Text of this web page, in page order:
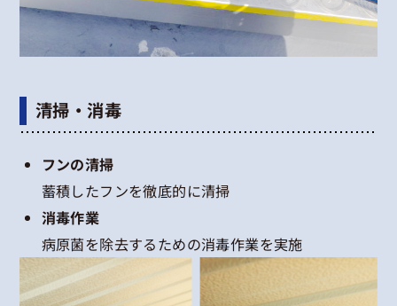
清掃・消毒
フンの清掃
蓄積したフンを徹底的に清掃
消毒作業
病原菌を除去するための消毒作業を実施